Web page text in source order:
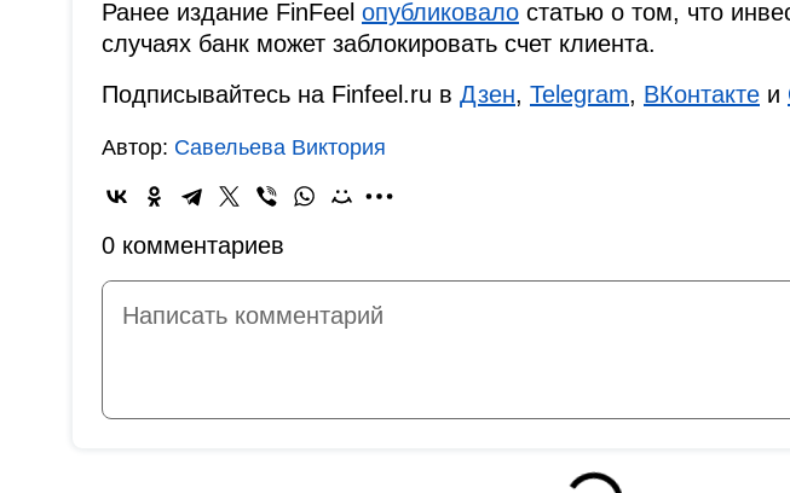
Ранее издание FinFeel опубликовало статью о том, что
случаях банк может заблокировать счет клиента.
Подписывайтесь на Finfeel.ru в Дзен, Telegram, ВКонтакте и
Автор: Савельева Виктория
0 комментариев